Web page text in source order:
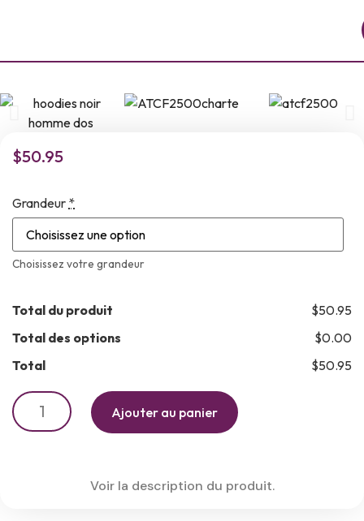
$50.95
Grandeur *
Choisissez votre grandeur
Total du produit
$50.95
Total des options
$0.00
Total
$50.95
Ajouter au panier
Voir la description du produit.